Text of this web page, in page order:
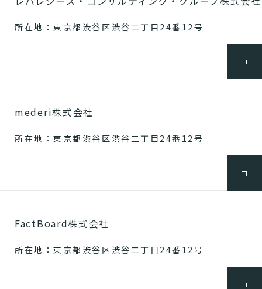
所在地：東京都渋谷区渋谷二丁目24番12号
mederi株式会社
所在地：東京都渋谷区渋谷二丁目24番12号
FactBoard株式会社
所在地：東京都渋谷区渋谷二丁目24番12号